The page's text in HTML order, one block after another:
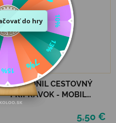
COLLONIL CESTOVNÝ
PRÍPRAVOK - MOBIL
ČIERNY
5,50 €